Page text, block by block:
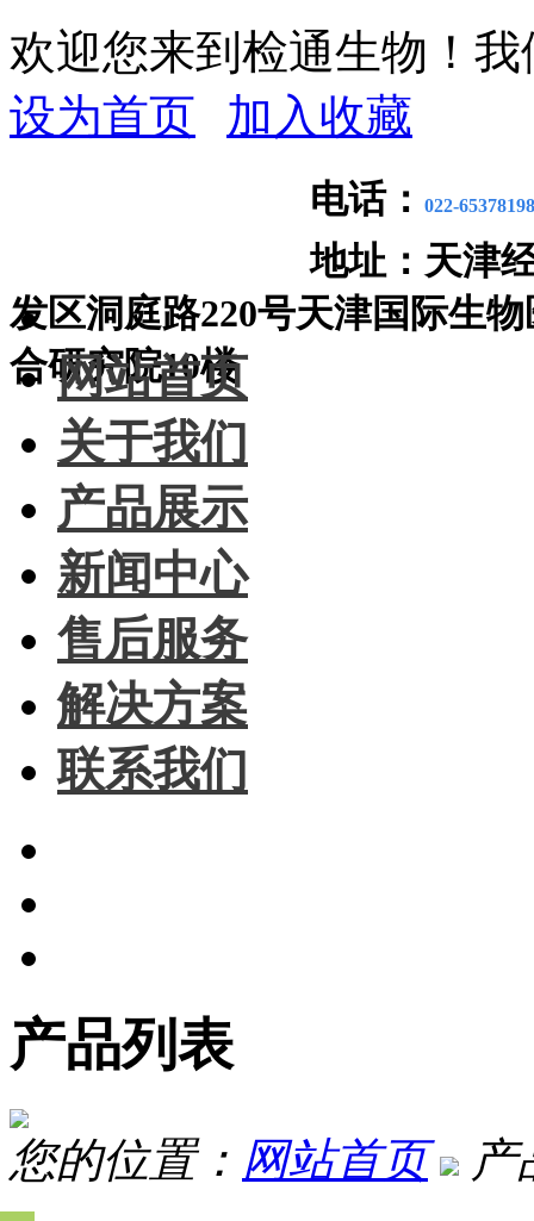
欢迎您来到检通生物！
设为首页
加入收藏
电话： 022-
地址： 天津
发区洞庭路220号天津国际生
合研究院10楼
网站首页
关于我们
产品展示
新闻中心
售后服务
解决方案
联系我们
产品列表
您的位置： 网站首页
产